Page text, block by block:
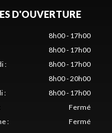
D'OUVERTURE
8h00 - 17h00
8h00 - 17h00
:
8h00 - 17h00
8h00 - 20h00
:
8h00 - 17h00
Fermé
: Fermé